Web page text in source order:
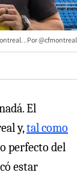
. Por @cfmontreal
El
y,tal como
perfecto del
estar